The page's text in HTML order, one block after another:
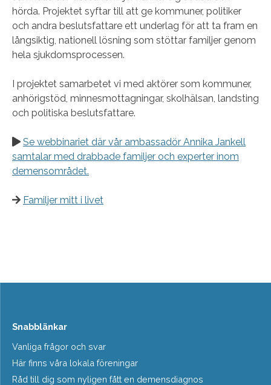
hörda. Projektet syftar till att ge kommuner, politiker
och andra beslutsfattare ett underlag för att ta fram en
långsiktig, nationell lösning som stöttar familjer genom
hela sjukdomsprocessen.
I projektet samarbetet vi med aktörer som kommuner,
anhörigstöd, minnesmottagningar, skolhälsan, landsting
och politiska beslutsfattare.
Se webbinariet där vår ambassadör Annika Jankell
samtalar med drabbade familjer och experter inom
demensområdet.
Familjer mitt i livet
Snabblänkar
Vanliga frågor och svar
Här finns våra lokala föreningar
Råd till dig som nyligen fått en demensdiagnos